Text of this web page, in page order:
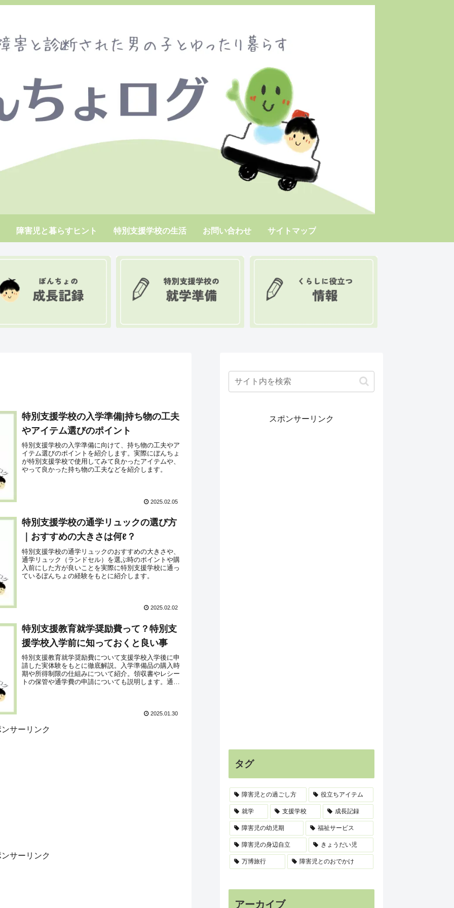
障害児と暮らすヒント 特別支援学校の生活 お問い合わせ サイトマップ
特別支援学校の入学準備|持ち物の工夫
やアイテム選びのポイント
特別支援学校の入学準備に向けて、持ち物の工夫やア
イテム選びのポイントを紹介します。実際にぼんちょ
が特別支援学校で使用してみて良かったアイテムや、
やって良かった持ち物の工夫などを紹介します。
2025.02.05
特別支援学校の通学リュックの選び方
｜おすすめの大きさは何ℓ？
特別支援学校の通学リュックのおすすめの大きさや、
通学リュック（ランドセル）を選ぶ時のポイントや購
入前にした方が良いことを実際に特別支援学校に通っ
ているぼんちょの経験をもとに紹介します。
2025.02.02
特別支援教育就学奨励費って？特別支
援学校入学前に知っておくと良い事
特別支援教育就学奨励費について支援学校入学後に申
請した実体験をもとに徹底解説。入学準備品の購入時
期や所得制限の仕組みについて紹介。領収書やレシー
トの保管や通学費の申請についても説明します。通学
2025.01.30
サーリンク
サーリンク
スポンサーリンク
タグ
障害児との過ごし方 役立ちアイテム
就学 支援学校 成長記録
障害児の幼児期 福祉サービス
障害児の身辺自立 きょうだい児
万博旅行 障害児とのおでかけ
アーカイブ